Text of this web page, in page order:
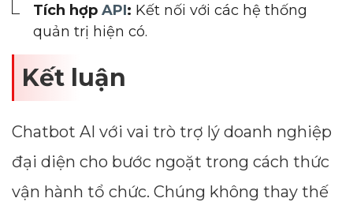
Tích hợp API: Kết nối với các hệ thống
quản trị hiện có.
Kết luận
Chatbot AI với vai trò trợ lý doanh nghiệp
đại diện cho bước ngoặt trong cách thức
vận hành tổ chức. Chúng không thay thế